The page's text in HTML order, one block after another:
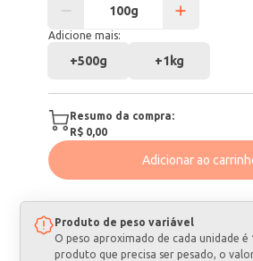
Adicione mais:
+500g +1kg
Resumo da compra:
R$ 0,00
Adicionar ao
Produto de peso variável
O peso aproximado de cada unidade é
produto que precisa ser pesado, o